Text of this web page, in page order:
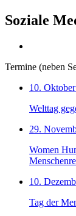
Soziale
Termine (neben
10.
Welttag
29.
Women
10.
Tag der